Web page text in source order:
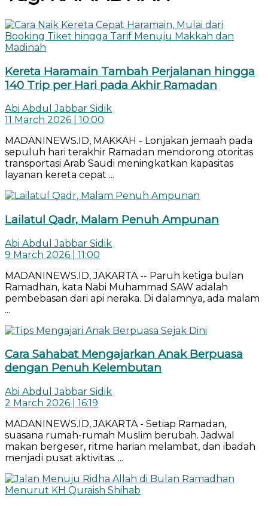
Kereta Haramain Tambah Perjalanan hingga
140 Trip per Hari pada Akhir Ramadan
Abi Abdul Jabbar Sidik
11 March 2026 | 10:00
MADANINEWS.ID, MAKKAH - Lonjakan jemaah pada
sepuluh hari terakhir Ramadan mendorong otoritas
transportasi Arab Saudi meningkatkan kapasitas
layanan kereta cepat ...
Lailatul Qadr, Malam Penuh Ampunan
Abi Abdul Jabbar Sidik
9 March 2026 | 11:00
MADANINEWS.ID, JAKARTA -- Paruh ketiga bulan
Ramadhan, kata Nabi Muhammad SAW adalah
pembebasan dari api neraka. Di dalamnya, ada malam
...
Cara Sahabat Mengajarkan Anak Berpuasa
dengan Penuh Kelembutan
Abi Abdul Jabbar Sidik
2 March 2026 | 16:19
MADANINEWS.ID, JAKARTA - Setiap Ramadan,
suasana rumah-rumah Muslim berubah. Jadwal
makan bergeser, ritme harian melambat, dan ibadah
menjadi pusat aktivitas. ...